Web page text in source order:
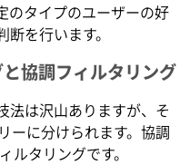
のタイプのユーザーの好
を行います。
協調フィルタリング
法は沢山ありますが、そ
ーに分けられます。協調
ルタリングです。